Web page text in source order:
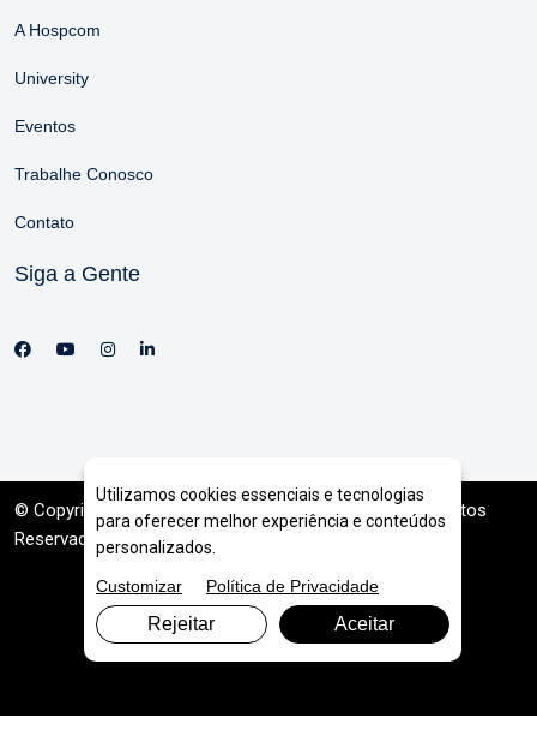
A Hospcom
University
Eventos
Trabalhe Conosco
Contato
Siga a Gente
© Copyright 2026. DIVIA Marketing Digital . Todos os Direitos
Reservados
Utilizamos cookies essenciais e tecnologias
para oferecer melhor experiência e conteúdos
personalizados.
Customizar
Política de Privacidade
Rejeitar Aceitar